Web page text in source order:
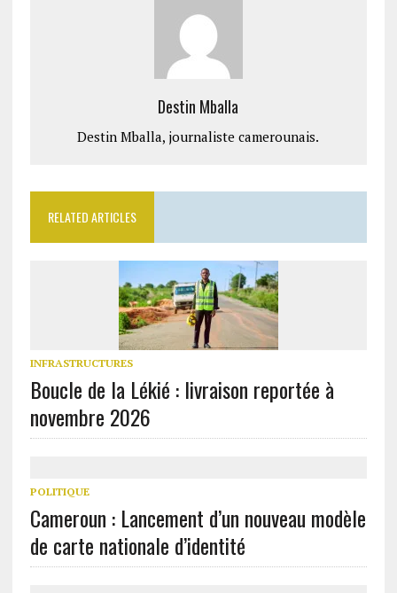
Destin Mballa
Destin Mballa, journaliste camerounais.
RELATED ARTICLES
INFRASTRUCTURES
Boucle de la Lékié : livraison reportée à
novembre 2026
POLITIQUE
Cameroun : Lancement d’un nouveau modèle
de carte nationale d’identité